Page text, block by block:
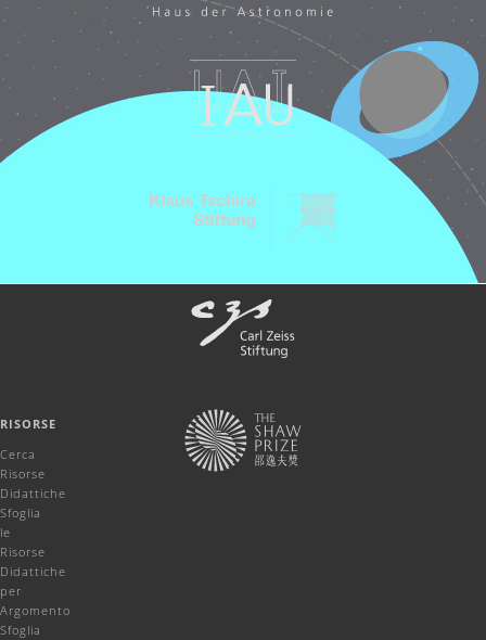
RISORSE
Cerca
Risorse
Didattiche
Sfoglia
le
Risorse
Didattiche
per
Argomento
Sfoglia